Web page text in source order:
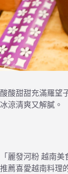
酸酸甜甜充滿羅望
冰涼清爽又解膩。
「麗發河粉 越南
推薦喜愛越南料理